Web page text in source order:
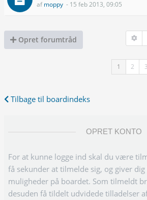
afmoppy - 15 feb 2013, 09:05
Opret forumtråd
1 2 3
Tilbage til boardindeks
OPRET KONTO
For at kunne logge ind skal du være
få sekunder at tilmelde sig, og giver
muligheder på boardet. Som tilmeldt
desuden få tildelt udvidede tilladelser